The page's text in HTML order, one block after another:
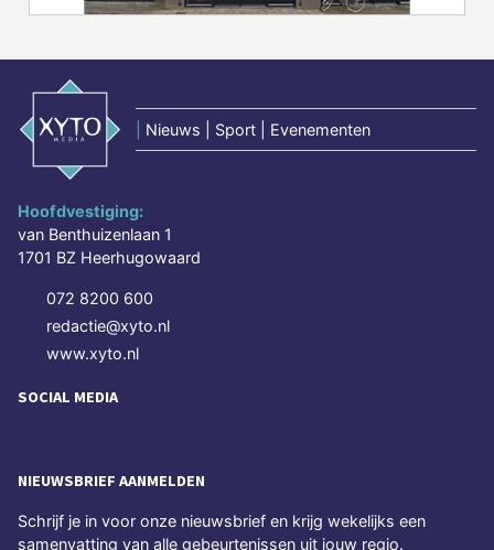
Nieuws | Sport | Evenementen
Hoofdvestiging:
van Benthuizenlaan 1
1701 BZ Heerhugowaard
072 8200 600
redactie@xyto.nl
www.xyto.nl
SOCIAL MEDIA
NIEUWSBRIEF AANMELDEN
Schrijf je in voor onze nieuwsbrief en krijg wekelijks een
samenvatting van alle gebeurtenissen uit jouw regio.